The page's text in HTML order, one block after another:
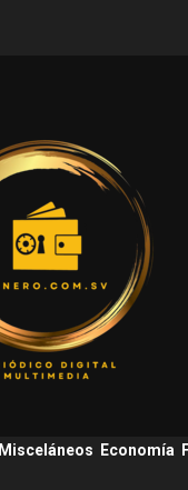
Misceláneos Economía